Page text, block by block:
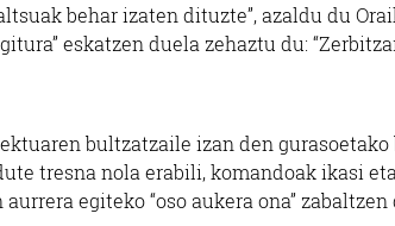
behar izaten dituzte”, azaldu du
eskatzen duela zehaztu du:
bultzatzaile izan den
tresna nola erabili, komandoak ikasi
aurrera egiteko “oso aukera ona”